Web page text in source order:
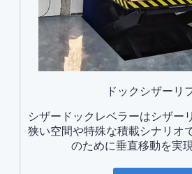
ドックシザーリ
シザードックレベラーはシザー
狭い空間や特殊な積載シナリオ
のために垂直移動を実